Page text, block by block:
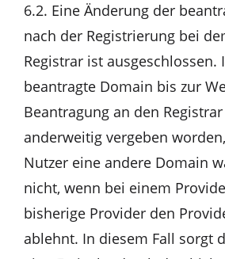
6.2. Eine Änderung der
nach der Registrierung bei
Registrar ist ausgeschlossen.
beantragte Domain bis zur
Beantragung an den
anderweitig vergeben
Nutzer eine andere Domain
nicht, wenn bei einem
bisherige Provider den
ablehnt. In diesem Fall sorgt